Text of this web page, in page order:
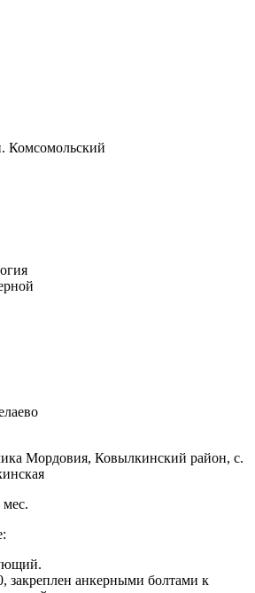
Комсомольский
Мордовия, Ковылкинский район, с.
мес.
закреплен анкерными болтами к